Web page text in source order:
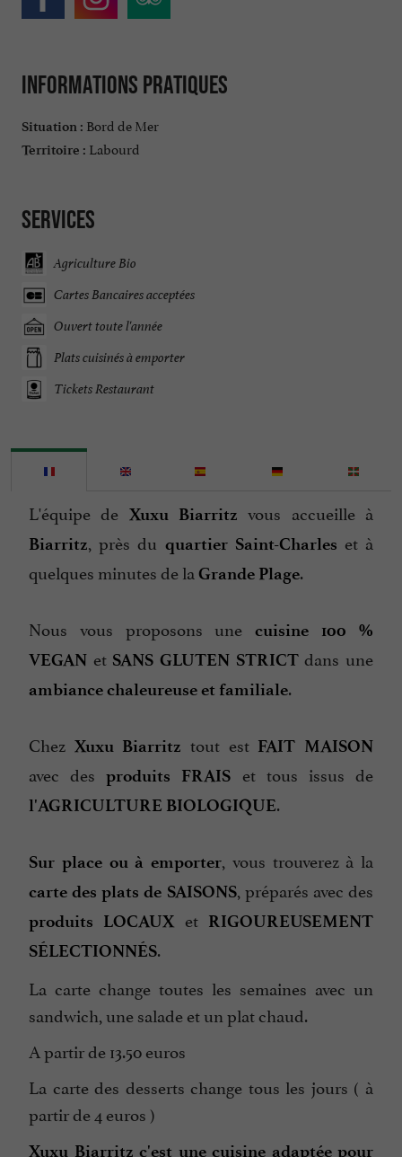
Informations pratiques
Situation : Bord de Mer
Territoire : Labourd
Services
Agriculture Bio
Cartes Bancaires acceptées
Ouvert toute l'année
Plats cuisinés à emporter
Tickets Restaurant
L'équipe de Xuxu Biarritz vous accueille à
Biarritz, près du quartier Saint-Charles et à
quelques minutes de la Grande Plage.
Nous vous proposons unecuisine 100 %
VEGAN et SANS GLUTEN STRICTdans une
ambiance chaleureuse et familiale.
Chez Xuxu Biarritz tout est FAIT MAISON
avec desproduits FRAIS et tous issus de
l'AGRICULTURE BIOLOGIQUE.
Sur place ou à emporter, vous trouverez à la
carte des plats de SAISONS, préparés avec des
produits LOCAUX et RIGOUREUSEMENT
SÉLECTIONNÉS.
La carte change toutes les semaines avec un
sandwich, une salade et un plat chaud.
A partir de 13.50 euros
La carte des desserts change tous les jours ( à
partir de 4 euros )
Xuxu Biarritz c'est une cuisine adaptée pour